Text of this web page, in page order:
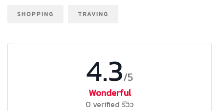
SHOPPING TRAVING
4.3/5
Wonderful
0 verified รีวิว